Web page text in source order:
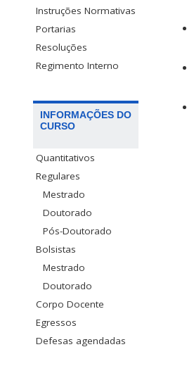
Instruções Normativas
Portarias
Resoluções
Regimento Interno
INFORMAÇÕES DO
CURSO
Quantitativos
Regulares
Mestrado
Doutorado
Pós-Doutorado
Bolsistas
Mestrado
Doutorado
Corpo Docente
Egressos
Defesas agendadas